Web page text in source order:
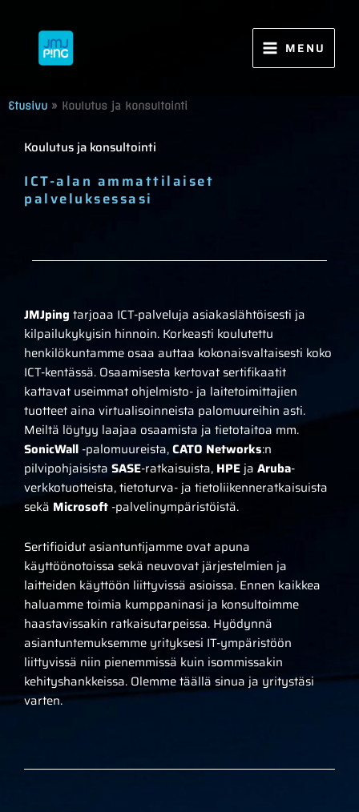
sisältöön
MENU
Etusivu » Koulutus ja konsultointi
Koulutus ja konsultointi
ICT-alan ammattilaiset
palveluksessasi
JMJping tarjoaa ICT-palveluja asiakaslähtöisesti ja
kilpailukykyisin hinnoin. Korkeasti koulutettu
henkilökuntamme osaa auttaa kokonaisvaltaisesti koko
ICT-kentässä. Osaamisesta kertovat sertifikaatit
kattavat useimmat ohjelmisto- ja laitetoimittajien
tuotteet aina virtualisoinneista palomuureihin asti.
Meiltä löytyy laajaa osaamista ja tietotaitoa mm.
SonicWall -palomuureista,CATO Networks:n
pilvipohjaisista SASE-ratkaisuista, HPE ja Aruba-
verkkotuotteista, tietoturva- ja tietoliikenneratkaisuista
sekä Microsoft -palvelinympäristöistä.
Sertifioidut asiantuntijamme ovat apuna
käyttöönotoissa sekä neuvovat järjestelmien ja
laitteiden käyttöön liittyvissä asioissa. Ennen kaikkea
haluamme toimia kumppaninasi ja konsultoimme
haastavissakin ratkaisutarpeissa. Hyödynnä
asiantuntemuksemme yrityksesi IT-ympäristöön
liittyvissä niin pienemmissä kuin isommissakin
kehityshankkeissa. Olemme täällä sinua ja yritystäsi
varten.